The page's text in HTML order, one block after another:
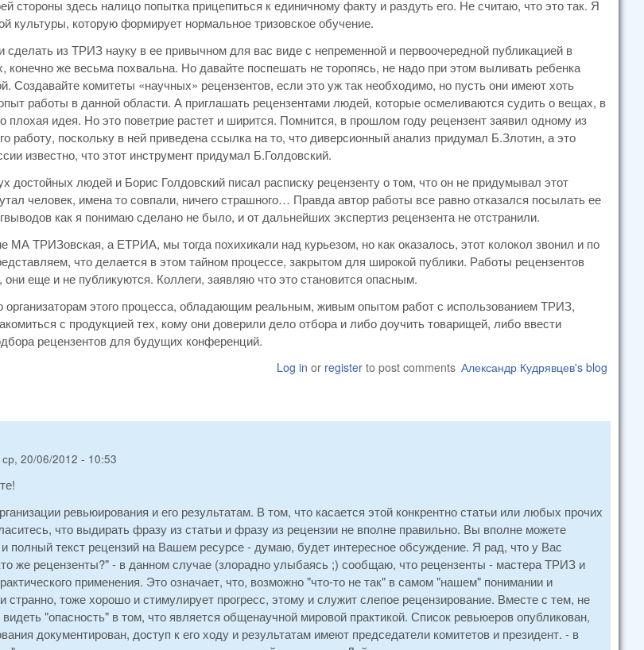
стороны здесь налицо попытка прицепиться к единичному факту и раздуть его. Не считаю, что это так. Я
культуры, которую формирует нормальное тризовское обучение.
сделать из ТРИЗ науку в ее привычном для вас виде с непременной и первоочередной публикацией в
же весьма похвальна. Но давайте поспешать не торопясь, не надо при этом выливать ребенка
Создавайте комитеты «научных» рецензентов, если это уж так необходимо, но пусть они имеют хоть
работы в данной области. А приглашать рецензентами людей, которые осмеливаются судить о вещах, в
плохая идея. Но это поветрие растет и ширится. Помнится, в прошлом году рецензент заявил одному из
работу, поскольку в ней приведена ссылка на то, что диверсионный анализ придумал Б.Злотин, а это
известно, что этот инструмент придумал Б.Голдовский.
достойных людей и Борис Голдовский писал расписку рецензенту о том, что он не придумывал этот
человек, имена то совпали, ничего страшного… Правда автор работы все равно отказался посылать ее
как я понимаю сделано не было, и от дальнейших экспертиз рецензента не отстранили.
МА ТРИЗовская, а ЕТРИА, мы тогда похихикали над курьезом, но как оказалось, этот колокол звонил и по
что делается в этом тайном процессе, закрытом для широкой публики. Работы рецензентов
они еще и не публикуются. Коллеги, заявляю что это становится опасным.
организаторам этого процесса, обладающим реальным, живым опытом работ с использованием ТРИЗ,
с продукцией тех, кому они доверили дело отбора и либо доучить товарищей, либо ввести
рецензентов для будущих конференций.
Александр Кудрявцев's blog
Log in or register to post comments
ср, 20/06/2012 - 10:53
ревьюирования и его результатам. В том, что касается этой конкрентно статьи или любых прочих
что выдирать фразу из статьи и фразу из рецензии не вполне правильно. Вы вполне можете
полный текст рецензий на Вашем ресурсе - думаю, будет интересное обсуждение. Я рад, что у Вас
же рецензенты?" - в данном случае (злорадно улыбаясь ;) сообщаю, что рецензенты - мастера ТРИЗ и
применения. Это означает, что, возможно "что-то не так" в самом "нашем" понимании и
странно, тоже хорошо и стимулирует прогресс, этому и служит слепое рецензирование. Вместе с тем, не
"опасность" в том, что является общенаучной мировой практикой. Список ревьюеров опубликован,
документирован, доступ к его ходу и результатам имеют председатели комитетов и президент. - в